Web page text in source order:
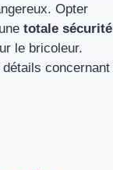
Opter
totale sécurité
le bricoleur.
concernant